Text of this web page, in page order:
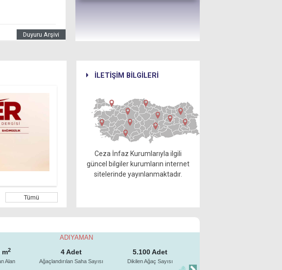
Duyuru Arşivi
Tümü
İLETİŞİM BİLGİLERİ
Ceza İnfaz Kurumlarıyla ilgili
güncel bilgiler kurumların internet
sitelerinde yayınlanmaktadır.